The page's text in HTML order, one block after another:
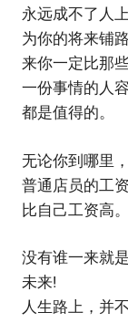
永远成不了人
为你的将来铺
来你一定比那
一份事情的人
都是值得的。
无论你到哪里
普通店员的工
比自己工资高
没有谁一来就
未来!
人生路上，并